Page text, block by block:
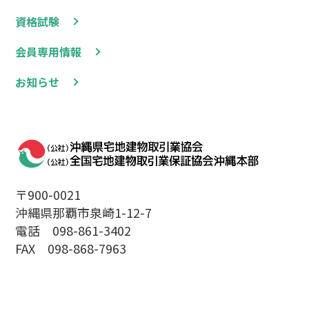
資格試験
会員専用情報
お知らせ
〒900-0021
沖縄県那覇市泉崎1-12-7
電話 098-861-3402
FAX 098-868-7963